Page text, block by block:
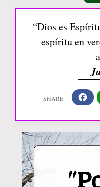
“Dios es
espíritu en